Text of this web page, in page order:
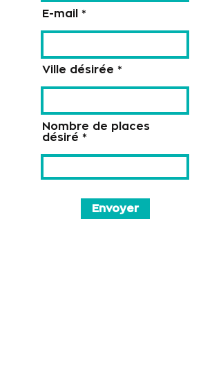
E-mail
Ville désirée
Nombre de places
désiré
Envoyer